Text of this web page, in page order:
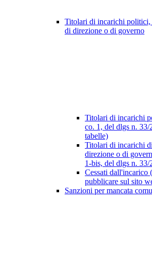
Titolari di incarichi politici,
di direzione o di governo
Titolari di incarichi
co. 1, del dlgs n.
tabelle)
Titolari di incarichi
direzione o di
1-bis, del dlgs n. 33/
Cessati dall'incarico
pubblicare sul sito
Sanzioni per mancata